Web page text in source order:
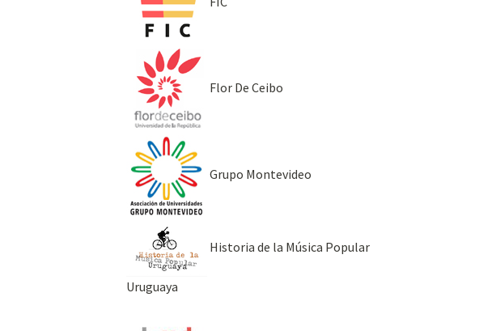
Flor De Ceibo
Grupo Montevideo
Historia de la Música Popular
Uruguaya